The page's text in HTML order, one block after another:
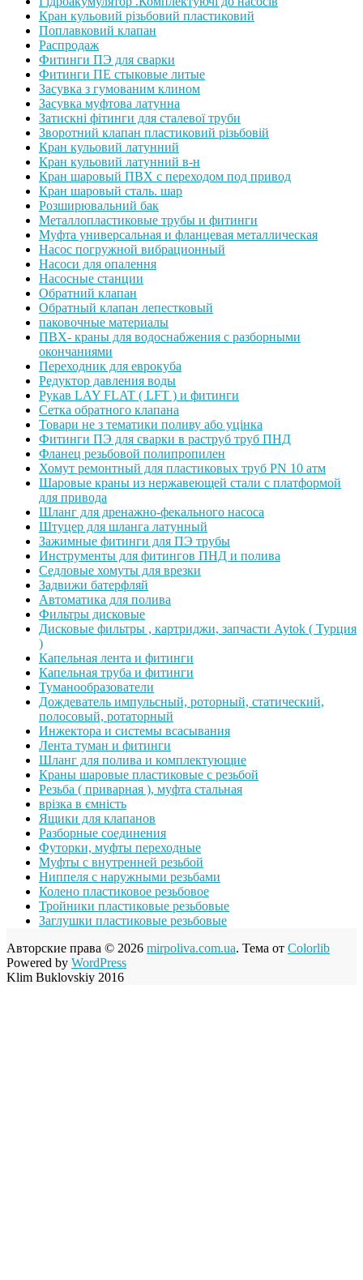
Кран кульовий різьбовий пластиковий
Поплавковий клапан
Распродаж
Фитинги ПЭ для сварки
Фитинги ПЕ стыковые литые
Засувка з гумованим клином
Засувка муфтова латунна
Затискні фітинги для сталевої труби
Зворотний клапан пластиковий різьбовій
Кран кульовий латунний
Кран кульовий латунний в-н
Кран шаровый ПВХ с переходом под привод
Кран шаровый сталь. шар
Розширювальний бак
Металлопластиковые трубы и фитинги
Муфта универсальная и фланцевая металлическая
Насос погружной вибрационный
Насоси для опалення
Насосные станции
Обратний клапан
Обратный клапан лепестковый
паковочные материалы
ПВХ- краны для водоснабжения с разборными
окончаниями
Переходник для еврокуба
Редуктор давления воды
Рукав LAY FLAT ( LFT ) и фитинги
Сетка обратного клапана
Товари не з тематики поливу або уцінка
Фитинги ПЭ для сварки в раструб труб ПНД
Фланец резьбовой полипропилен
Хомут ремонтный для пластиковых труб PN 10 атм
Шаровые краны из нержавеющей стали с платформой
для привода
Шланг для дренажно-фекального насоса
Штуцер для шланга латунный
Зажимные фитинги для ПЭ трубы
Инструменты для фитингов ПНД и полива
Седловые хомуты для врезки
Задвижи батерфляй
Автоматика для полива
Фильтры дисковые
Дисковые фильтры , картриджи, запчасти Aytok ( Турция
)
Капельная лента и фитинги
Капельная труба и фитинги
Туманообразователи
Дождеватель импульсный, роторный, статический,
полосовый, ротаторный
Инжектора и системы всасывания
Лента туман и фитинги
Шланг для полива и комплектующие
Краны шаровые пластиковые с резьбой
Резьба ( приварная ), муфта стальная
врізка в ємність
Ящики для клапанов
Разборные соединения
Футорки, муфты переходные
Муфты с внутренней резьбой
Ниппеля с наружными резьбами
Колено пластиковое резьбовое
Тройники пластиковые резьбовые
Заглушки пластиковые резьбовые
Авторские права © 2026 mirpoliva.com.ua. Тема от Colorlib
Powered by WordPress
Klim Buklovskiy 2016